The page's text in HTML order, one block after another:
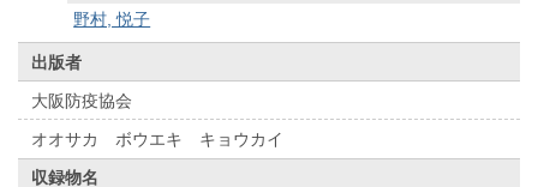
野村, 悦子
出版者
大阪防疫協会
オオサカ ボウエキ キョウカイ
収録物名